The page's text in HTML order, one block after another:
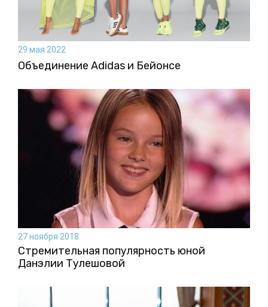
29 мая 2022
Объединение Adidas и Бейонсе
27 ноября 2018
Стремительная популярность юной
Данэлии Тулешовой